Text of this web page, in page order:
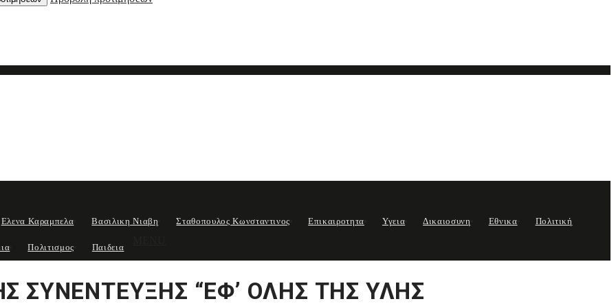
Ελενα Καραμπελα Βασιλικη Νιαβη Σταθοπουλος Κωνσταντινος Επικαιροτητα Υγεια Δικαιοσυνη Εθνικα Πολιτική
Πολιτισμος Παιδεια
ΣΥΝΕΝΤΕΥΞΗΣ “ΕΦ’ ΟΛΗΣ ΤΗΣ ΥΛΗΣ